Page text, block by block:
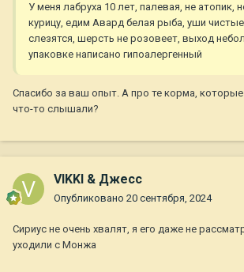
У меня лабруха 10 лет, палевая, не атопик,
курицу, едим Авард белая рыба, уши
слезятся, шерсть не розовеет, выход
упаковке написано гипоалергенный
Спасибо за ваш опыт. А про те корма,
что-то слышали?
VIKKI & Джесс
Опубликовано 20 сентября, 2024
Сириус не очень хвалят, я его даже не
уходили с Монжа